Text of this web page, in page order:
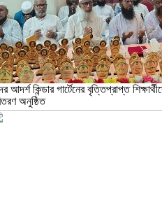
আদর্শ কিন্ডার গার্টেনের বৃত্তিপ্রাপ্ত
অনুষ্ঠিত